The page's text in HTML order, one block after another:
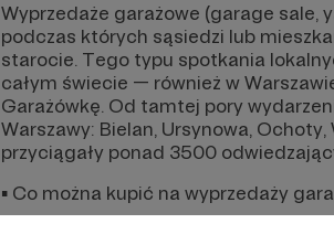
Wyprzedaże garażowe (garage sale,
podczas których sąsiedzi lub
starocie. Tego typu spotkania
całym świecie — również w
Garażówkę. Od tamtej pory
Warszawy: Bielan, Ursynowa,
przyciągały ponad 3500
▪ Co można kupić na wyprzedaży